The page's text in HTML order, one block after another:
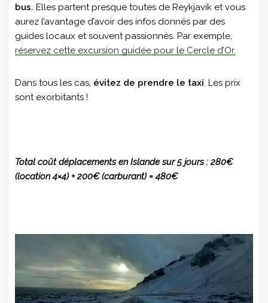
bus. Elles partent presque toutes de Reykjavik et vous
aurez l’avantage d’avoir des infos donnés par des
guides locaux et souvent passionnés. Par exemple,
réservez cette excursion guidée pour le Cercle d’Or.
Dans tous les cas, évitez de prendre le taxi. Les prix
sont exorbitants !
Total coût déplacements en Islande sur 5 jours : 280€
(location 4×4) + 200€ (carburant) = 480€